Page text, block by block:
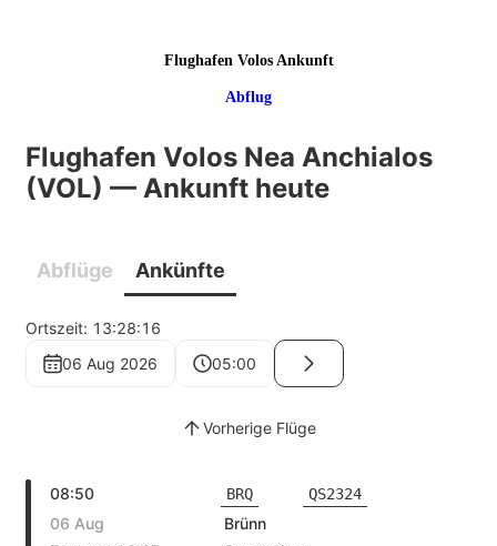
Flughafen Volos Ankunft
Abflug